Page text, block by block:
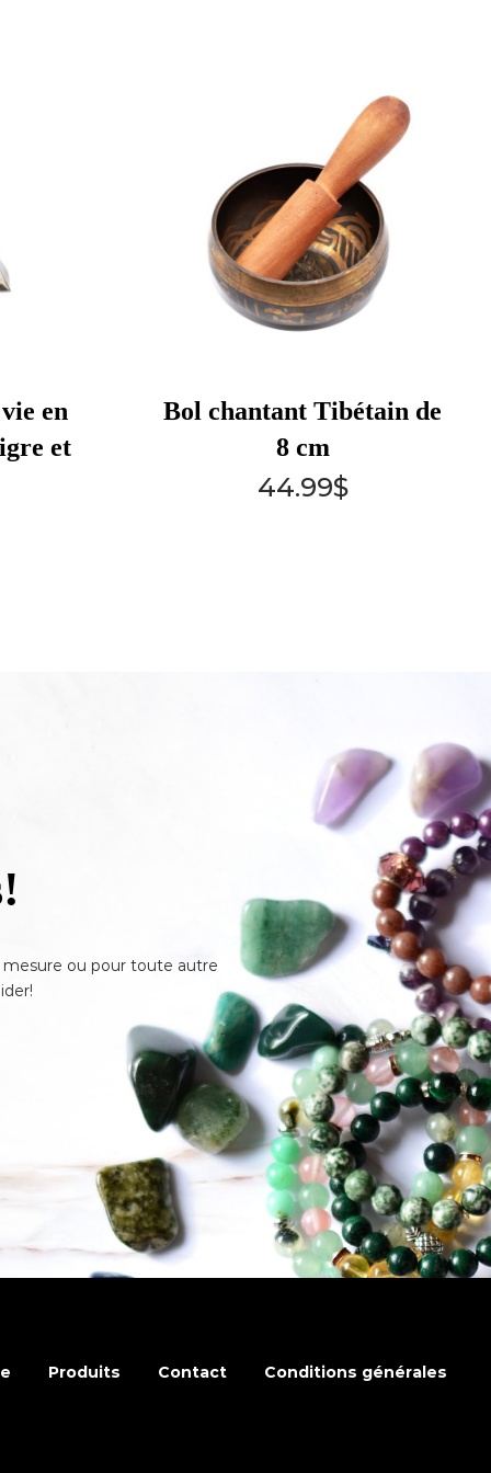
en
et
Bol chantant Tibétain de
8 cm
44.99$
ou pour toute autre
Produits Contact Conditions générales